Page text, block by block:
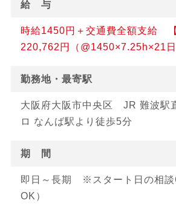
給 与
時給1450円＋交通費全額支給 【
220,762円（@1450×7.25h×21日
勤務地・最寄駅
大阪府大阪市中央区 JR 難波駅
ロ なんば駅より徒歩5分
期 間
即日～長期 ※スタート日の相談
OK）